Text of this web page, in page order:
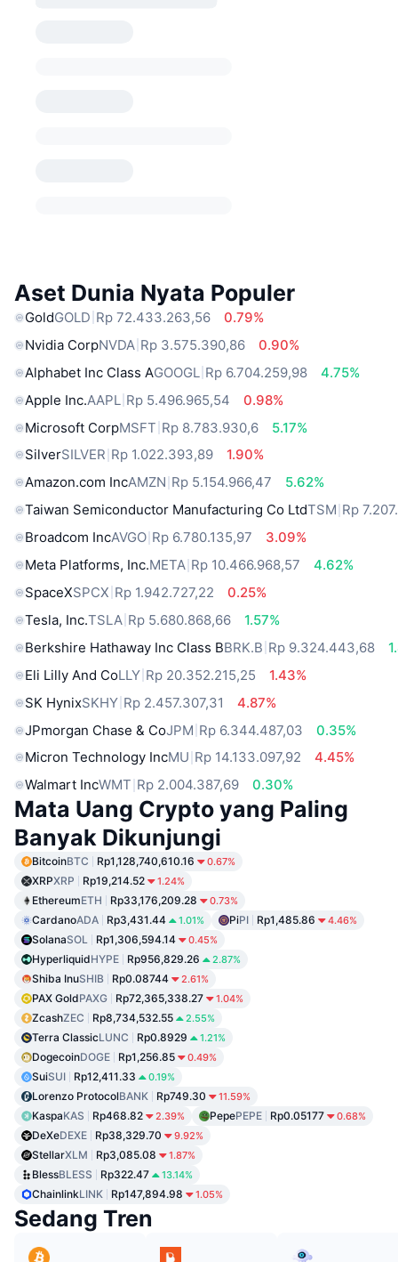
Aset Dunia Nyata Populer
GoldGOLD Rp 72.433.263,56
0.79%
Nvidia CorpNVDA Rp 3.575.390,86
0.90%
Alphabet Inc Class AGOOGL Rp 6.704.259,98
4.75%
Apple Inc.AAPL Rp 5.496.965,54
0.98%
Microsoft CorpMSFT Rp 8.783.930,6
5.17%
SilverSILVER Rp 1.022.393,89
1.90%
Amazon.com IncAMZN Rp 5.154.966,47
5.62%
Taiwan Semiconductor Manufacturing Co LtdTSM Rp
Broadcom IncAVGO Rp 6.780.135,97
3.09%
Meta Platforms, Inc.META Rp 10.466.968,57
4.62%
SpaceXSPCX Rp 1.942.727,22
0.25%
Tesla, Inc.TSLA Rp 5.680.868,66
1.57%
Berkshire Hathaway Inc Class BBRK.B Rp 9.324.443,68
Eli Lilly And CoLLY Rp 20.352.215,25
1.43%
SK HynixSKHY Rp 2.457.307,31
4.87%
JPmorgan Chase & CoJPM Rp 6.344.487,03
0.35%
Micron Technology IncMU Rp 14.133.097,92
4.45%
Walmart IncWMT Rp 2.004.387,69 0.30%
Mata Uang Crypto yang Paling
Banyak Dikunjungi
BitcoinBTC Rp1,128,740,610.16 0.67%
XRPXRP Rp19,214.52 1.24%
EthereumETH Rp33,176,209.28 0.73%
CardanoADA Rp3,431.44 1.01% PiPI Rp1,485.86 4.46%
SolanaSOL Rp1,306,594.14 0.45%
HyperliquidHYPE Rp956,829.26 2.87%
Shiba InuSHIB Rp0.08744 2.61%
PAX GoldPAXG Rp72,365,338.27 1.04%
ZcashZEC Rp8,734,532.55 2.55%
Terra ClassicLUNC Rp0.8929 1.21%
DogecoinDOGE Rp1,256.85 0.49%
SuiSUI Rp12,411.33 0.19%
Lorenzo ProtocolBANK Rp749.30 11.59%
KaspaKAS Rp468.82 2.39% PepePEPE Rp0.05177 0.68%
DeXeDEXE Rp38,329.70 9.92%
StellarXLM Rp3,085.08 1.87%
BlessBLESS Rp322.47 13.14%
ChainlinkLINK Rp147,894.98 1.05%
Sedang Tren